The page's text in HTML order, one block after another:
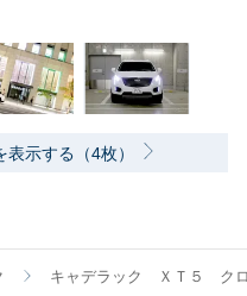
示する（4枚）
キャデラック ＸＴ５ ク